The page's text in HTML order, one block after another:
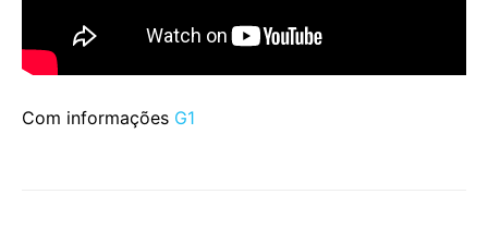
Com informações G1